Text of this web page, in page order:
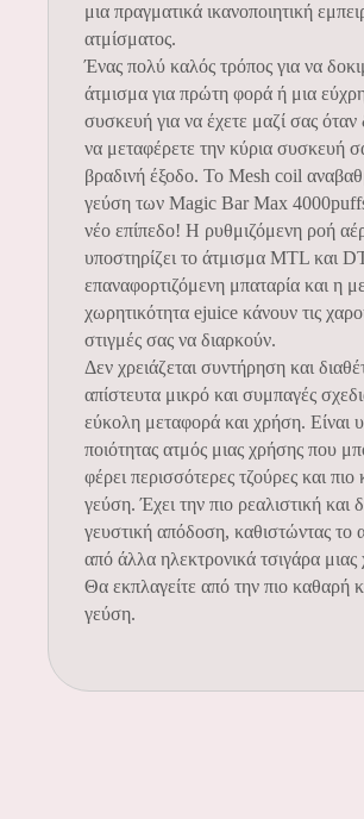
μια πραγματικά ικανοποιητική
ατμίσματος.
Ένας πολύ καλός τρόπος για να
άτμισμα για πρώτη φορά ή μια
συσκευή για να έχετε μαζί σας όταν
να μεταφέρετε την κύρια συσκευή
βραδινή έξοδο. Το Mesh coil
γεύση των Magic Bar Max
νέο επίπεδο! Η ρυθμιζόμενη ροή
υποστηρίζει το άτμισμα MTL και
επαναφορτιζόμενη μπαταρία και η
χωρητικότητα ejuice κάνουν τις
στιγμές σας να διαρκούν.
Δεν χρειάζεται συντήρηση και
απίστευτα μικρό και συμπαγές
εύκολη μεταφορά και χρήση. Είναι
ποιότητας ατμός μιας χρήσης που
φέρει περισσότερες τζούρες και
γεύση. Έχει την πιο ρεαλιστική και
γευστική απόδοση, καθιστώντας το
από άλλα ηλεκτρονικά τσιγάρα μιας
Θα εκπλαγείτε από την πιο καθαρή
γεύση.